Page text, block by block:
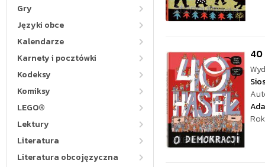
Gry
Języki obce
Kalendarze
Karnety i pocztówki
Kodeksy
Komiksy
LEGO®
Lektury
Literatura
Literatura obcojęzyczna
40